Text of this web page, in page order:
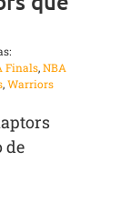
Finals,NBA
,Warriors
de